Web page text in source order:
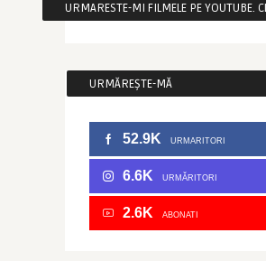
URMARESTE-MI FILMELE PE YOUTUBE.
URMĂREȘTE-MĂ
52.9K URMARITORI
6.6K URMĂRITORI
2.6K ABONATI